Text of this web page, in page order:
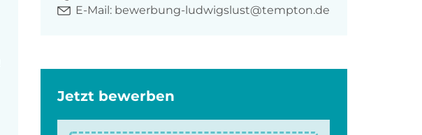
E-Mail: bewerbung-ludwigslust@tempton.de
Jetzt bewerben